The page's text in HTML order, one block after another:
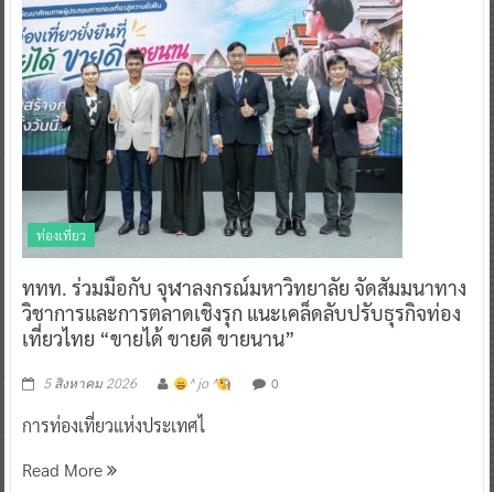
ท่องเที่ยว
ททท. ร่วมมือกับ จุฬาลงกรณ์มหาวิทยาลัย จัดสัมมนาทาง
วิชาการและการตลาดเชิงรุก แนะเคล็ดลับปรับธุรกิจท่อง
เที่ยวไทย “ขายได้ ขายดี ขายนาน”
5 สิงหาคม 2026 ^ jo ^ 0
การท่องเที่ยวแห่งประเทศไ
Read More